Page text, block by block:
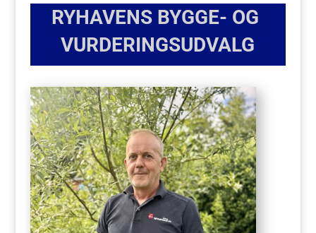
RYHAVENS BYGGE- OG
VURDERINGSUDVALG